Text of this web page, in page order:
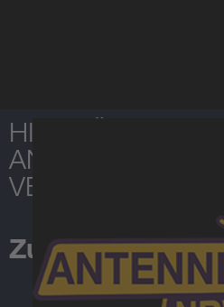
HIER FÜR DEN
ANMELDEN UND
VERPASSEN!
Zum